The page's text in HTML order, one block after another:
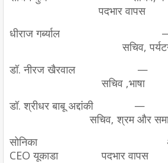
पदभार वापस
धीराज गर्ब्याल
सचिव, पर्यटन व
डॉ. नीरज खैरवाल
—
सचिव ,भाषा
डॉ. श्रीधर बाबू अद्दांकी
—
सचिव, श्रम और समाज
सोनिका
अपर सचिव,
CEO यूकाडा
पदभार वापस